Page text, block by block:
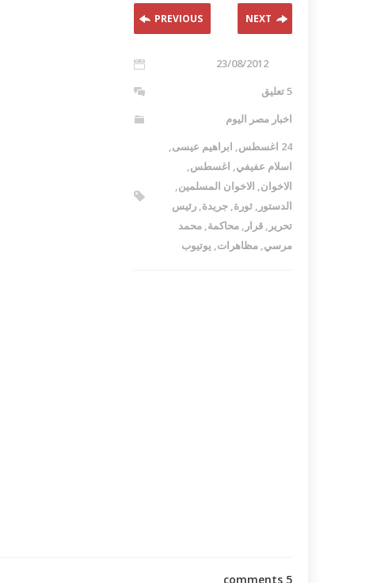
PREVIOUS NEXT
23/08/2012
5 تعليق
اخبار مصر اليوم
24 اغسطس
, ابراهيم عيسى,
اسلام عفيفي, اغسطس,
الاخوان, الاخوان المسلمين,
الدستور , ثورة, جريدة, رئيس
تحرير , قرار , محاكمة, محمد
مرسي, مظاهرات, يوتيوب
5 comments